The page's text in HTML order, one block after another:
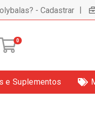
- Cadastrar |
0
e Suplementos